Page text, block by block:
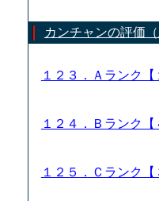
カンチャンの評価
１２３．Ａランク
１２４．Ｂランク
１２５．Ｃランク